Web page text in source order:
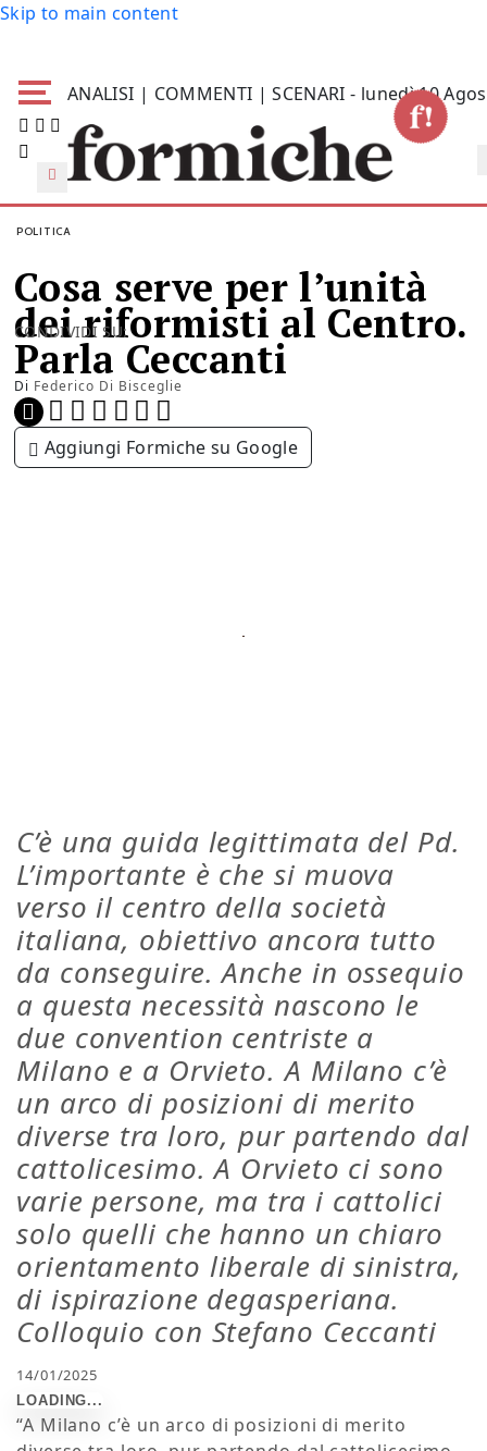
Skip to main content
ANALISI | COMMENTI | SCENARI - lunedì 10
POLITICA
Cosa serve per l’unità
dei riformisti al Centro.
Parla Ceccanti
Di Federico Di Bisceglie
CONDIVIDI SU:
Aggiungi Formiche su Google
C’è una guida legittimata del Pd.
L’importante è che si muova
verso il centro della società
italiana, obiettivo ancora tutto
da conseguire. Anche in ossequio
a questa necessità nascono le
due convention centriste a
Milano e a Orvieto. A Milano c’è
un arco di posizioni di merito
diverse tra loro, pur partendo dal
cattolicesimo. A Orvieto ci sono
varie persone, ma tra i cattolici
solo quelli che hanno un chiaro
orientamento liberale di sinistra,
di ispirazione degasperiana.
Colloquio con Stefano Ceccanti
14/01/2025
“A Milano c’è un arco di posizioni di merito